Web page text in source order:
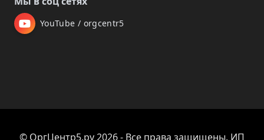
YouTube / orgcentr5
© ОргЦентр5.ру 2026 - Все права защищены. ИП